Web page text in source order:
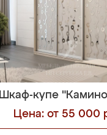
Шкаф-купе
Цена: от 55 000